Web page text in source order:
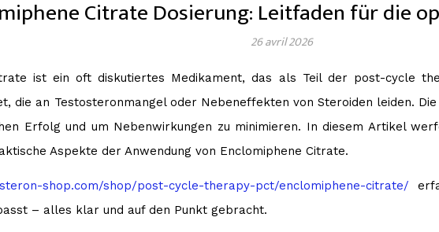
Citrate Dosierung: Leitfaden für die
26 avril 2026
ist ein oft diskutiertes Medikament, das als Teil der post-cycle
die an Testosteronmangel oder Nebeneffekten von Steroiden leiden.
Erfolg und um Nebenwirkungen zu minimieren. In diesem Artikel
Aspekte der Anwendung von Enclomiphene Citrate.
shop.com/shop/post-cycle-therapy-pct/enclomiphene-citrate/
– alles klar und auf den Punkt gebracht.